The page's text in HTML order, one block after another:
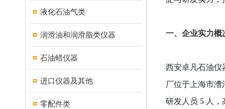
液化石油气类
润滑油和润滑脂类仪器
石油蜡仪器
进口仪器及其他
零配件类
一、企业实力概
西安卓凡石油仪
厂位于上海市
研发人员 5 人